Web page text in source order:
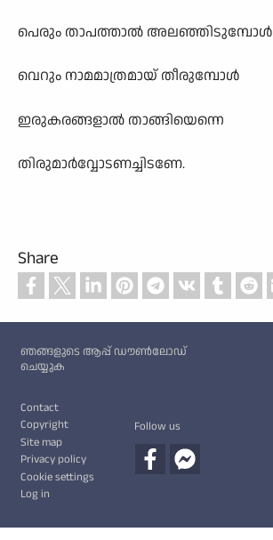
പെരും താപത്താൽ അലഞ്ഞിടുമ്പോൾ
വെറും നാമമാത്രമായ് തീരുമ്പോൾ
ഇരുകരങ്ങളാൽ താങ്ങിയെന്നെ
തിരുമാർവ്വോടണച്ചിടണേ.
Share
ഞങ്ങളുടെ ആപ്പ് ഡൗൺലോഡ്
ചെയ്യുക
Contact
Copyright
Site map
Privacy policy
Cookie settings
Log in
Follow us